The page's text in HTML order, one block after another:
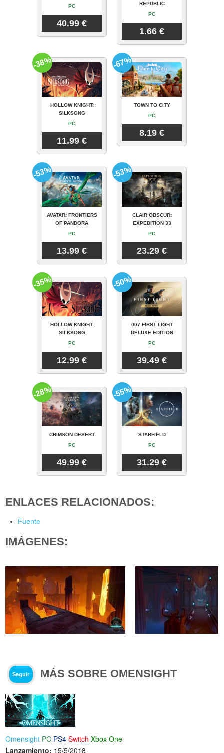
PC
40.99 €
REPUBLIC
PC
1.66 €
HOLLOW KNIGHT:
SILKSONG
PC
11.99 €
-38%
TOWN TO CITY
PC
8.19 €
-67%
AVATAR: FRONTIERS
OF PANDORA
PC
13.99 €
-53%
CLAIR OBSCUR:
EXPEDITION 33
PC
23.29 €
-53%
HOLLOW KNIGHT:
SILKSONG
PC
12.99 €
-35%
007 FIRST LIGHT
DELUXE EDITION
PC
39.49 €
-50%
CRIMSON DESERT
PC
49.99 €
-28%
STARFIELD
PC
31.29 €
-55%
ENLACES RELACIONADOS:
Fuente
IMÁGENES:
Seguir MÁS SOBRE OMENSIGHT
Omensight PC PS4 Switch Xbox One
Lanzamiento: 15/5/2018